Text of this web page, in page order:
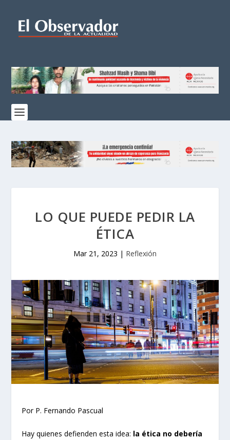
LO QUE PUEDE PEDIR LA
ÉTICA
Mar 21, 2023 | Reflexión
Por P. Fernando Pascual
Hay quienes defienden esta idea: la ética no debería